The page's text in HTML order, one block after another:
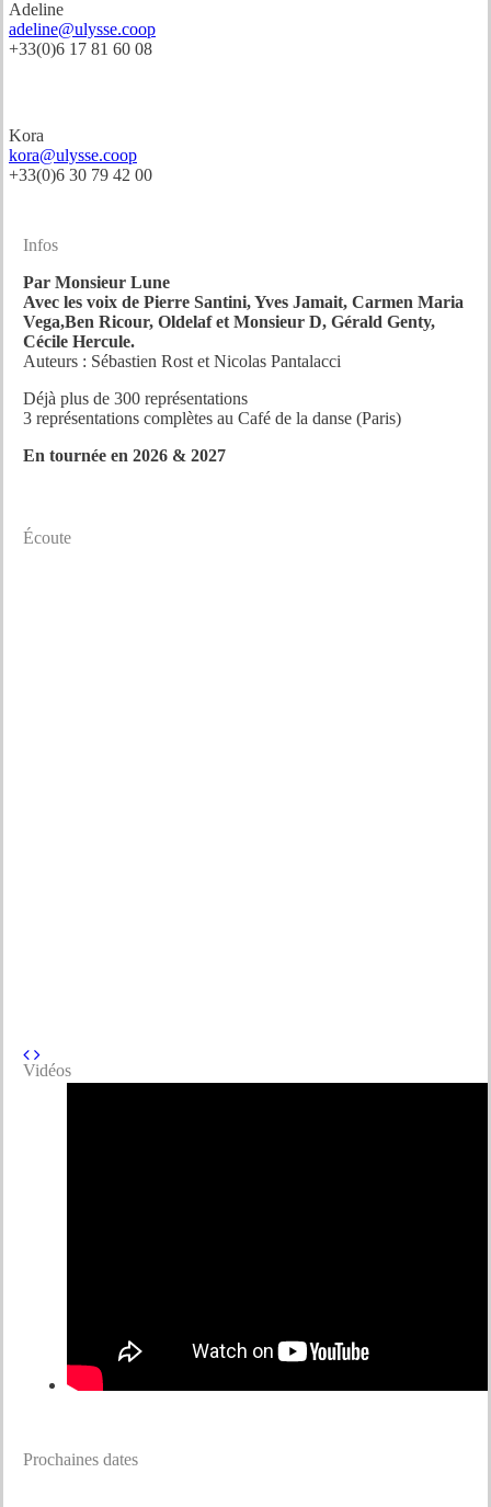
Adeline
adeline@ulysse.coop
+33(0)6 17 81 60 08
Kora
kora@ulysse.coop
+33(0)6 30 79 42 00
Infos
Par Monsieur Lune
Avec les voix de Pierre Santini, Yves Jamait, Carmen Maria
Vega,Ben Ricour, Oldelaf et Monsieur D, Gérald Genty,
Cécile Hercule.
Auteurs : Sébastien Rost et Nicolas Pantalacci
Déjà plus de 300 représentations
3 représentations complètes au Café de la danse (Paris)
En tournée en 2026 & 2027
Écoute
Vidéos
Prochaines dates